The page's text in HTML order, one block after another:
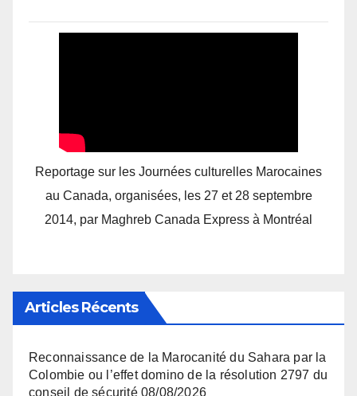
Reportage sur les Journées culturelles Marocaines
au Canada, organisées, les 27 et 28 septembre
2014, par Maghreb Canada Express à Montréal
Articles Récents
Reconnaissance de la Marocanité du Sahara par la
Colombie ou l’effet domino de la résolution 2797 du
conseil de sécurité 08/08/2026